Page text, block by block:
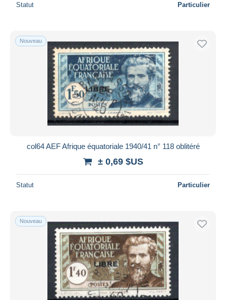
Statut Particulier
Nouveau
col64 AEF Afrique équatoriale 1940/41 n° 118 oblitéré
± 0,69 $US
Statut Particulier
Nouveau